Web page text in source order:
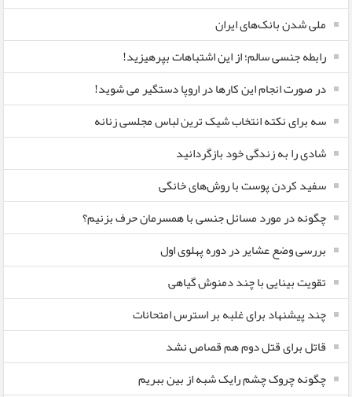
ملی شدن بانک‌های ایران
رابطه جنسی سالم؛ از این اشتباهات بپرهیزید!
در صورت انجام این کارها در اروپا دستگیر می شوید!
سه برای نکته انتخاب شیک ترین لباس مجلسی زنانه
شادی را به زندگی خود بازگردانید
سفید کردن پوست با روش‌های خانگی
چگونه در مورد مسائل جنسی با همسرمان حرف بزنیم؟
بررسی وضع عشایر در دوره پهلوی اول
تقویت بینایی با چند دمنوش گیاهی
چند پیشنهاد برای غلبه بر استرس امتحانات
قاتل برای قتل دوم هم قصاص نشد
چگونه چروک چشم رایک شبه از بین ببریم